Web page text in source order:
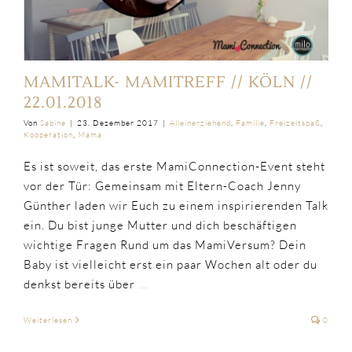
MAMITALK- MAMITREFF // KÖLN //
22.01.2018
Von Sabine | 23. Dezember 2017 | Alleinerziehend, Familie, Freizeitspaß,
Kooperation, Mama
Es ist soweit, das erste MamiConnection-Event steht
vor der Tür: Gemeinsam mit Eltern-Coach Jenny
Günther laden wir Euch zu einem inspirierenden Talk
ein. Du bist junge Mutter und dich beschäftigen
wichtige Fragen Rund um das MamiVersum? Dein
Baby ist vielleicht erst ein paar Wochen alt oder du
denkst bereits über ...
Weiterlesen 0